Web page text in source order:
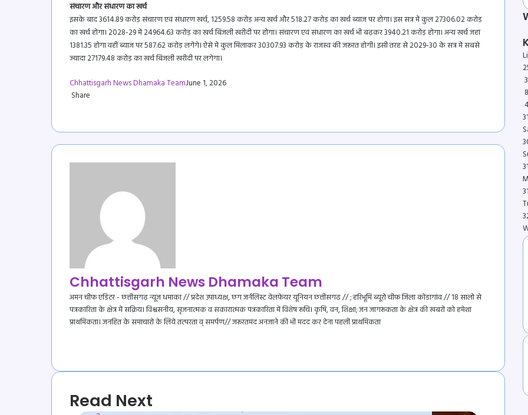
संचारण और संधारण का खर्च
इसके बाद 3614.89 करोड़ संचारण एवं संधारण खर्च, 1259.58 करोड़ अन्य खर्च और 518.27 करोड़ का खर्च ब्याज पर होगा। इस सत्र में कुल 27306.02 करोड़
का खर्च होगा। 2028-29 में 24964.63 करोड़ का खर्च बिजली खरीदी पर होगा। संचारण एवं संधारण का खर्च भी बढ़कर 3940.21 करोड़ होगा। अन्य खर्च जहां
1381.35 होगा वहीं ब्याज पर 587.62 करोड़ लगेंगे। ऐसे में कुल मिलाकर 30307.93 करोड़ के राजस्व की जरूरत होगी। इसी तरह से 2029-30 के सत्र में सबसे
ज्यादा 27179.48 करोड़ का खर्च बिजली खरीदी पर लगेगा।
Chhattisgarh News Dhamaka TeamJune 1, 2026
Share
Email
Chhattisgarh News Dhamaka Team
अमन चीफ एडिटर - छत्तीसगढ़ न्यूज़ धमाका // प्रदेश उपाध्यक्ष, छग जर्नलिस्ट वेलफेयर यूनियन छत्तीसगढ // ; हरिभूमि ब्यूरो चीफ जिला कोंडागांव // 18 सालो से
पत्रकारिता के क्षेत्र में सक्रिय। विश्वसनीय, सृजनात्मक व सकारात्मक पत्रकारिता में विशेष रूचि। कृषि, वन, शिक्षा; जन जागरूकता के क्षेत्र की खबरों को हमेशा
प्राथमिकता। जनहित के समाचारों के लिये तत्परता व् समर्पण// जरूरतमंद अनजाने की भी मदद कर देना पहली प्राथमिकता
Read Next
31
31
31